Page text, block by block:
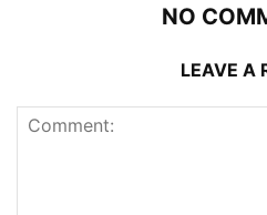
NO
LEAVE A